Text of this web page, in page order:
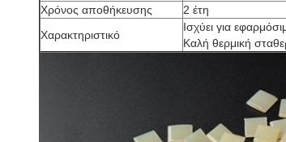
Χρόνος αποθήκευσης
2 έτη
Χαρακτηριστικό
Ισχύει για
Καλή θερμική